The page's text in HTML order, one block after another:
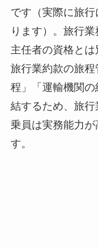
です（実際に旅
ります）。旅行
主任者の資格と
旅行業約款の旅
程」「運輸機関
結するため、旅
乗員は実務能力
す。